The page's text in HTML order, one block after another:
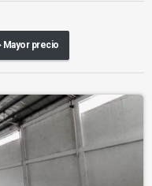
Mayor precio